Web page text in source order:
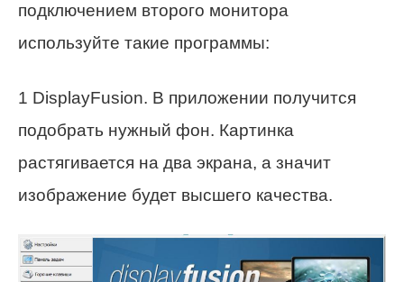
подключением второго монитора
используйте такие программы:
1 DisplayFusion. В приложении получится
подобрать нужный фон. Картинка
растягивается на два экрана, а значит
изображение будет высшего качества.